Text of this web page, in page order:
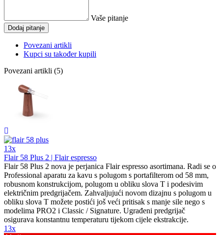
Vaše pitanje
Dodaj pitanje
Povezani artikli
Kupci su također kupili
Povezani artikli (5)
13x
Flair 58 Plus 2 | Flair espresso
Flair 58 Plus 2 nova je perjanica Flair espresso asortimana. Radi se o
Professional aparatu za kavu s polugom s portafilterom od 58 mm,
robusnom konstrukcijom, polugom u obliku slova T i podesivim
električnim predgrijačem. Zahvaljujući novom dizajnu s polugom u
obliku slova T možete postići još veći pritisak s manje sile nego s
modelima PRO2 i Classic / Signature. Ugrađeni predgrijač
osigurava konstantnu temperaturu tijekom cijele ekstrakcije.
13x